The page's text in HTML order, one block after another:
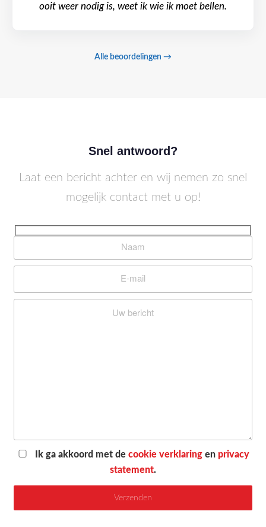
ooit weer nodig is, weet ik wie ik moet bellen.
Alle beoordelingen →
Snel antwoord?
Laat een bericht achter en wij nemen zo snel
mogelijk contact met u op!
Ik ga akkoord met decookie verklaring en privacy
statement.